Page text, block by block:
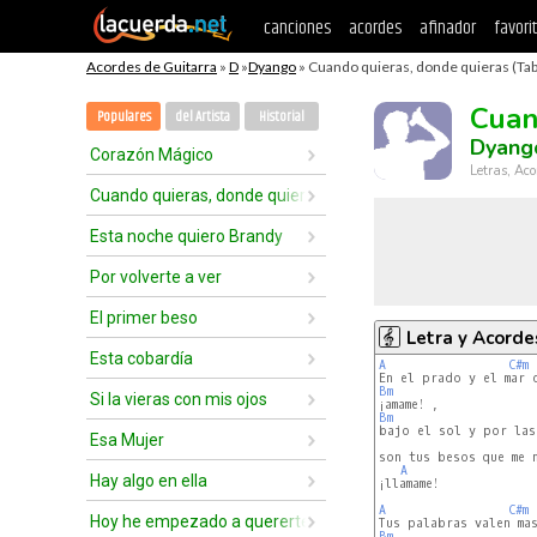
canciones acordes afinador
Acordes de Guitarra » D »Dyango » Cuando quieras, donde quieras
Populares del Artista Historial
Corazón Mágico
Cuando quieras, donde quieras
Esta noche quiero Brandy
Por volverte a ver
El primer beso
Esta cobardía
Si la vieras con mis ojos
Esa Mujer
Hay algo en ella
Hoy he empezado a quererte otra vez
Letras,
Letra y
A C#m
Bm
Bm
son tus besos que me
A
¡llamame!
A
C#m